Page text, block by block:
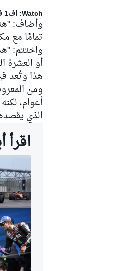
Watch: اف1 في أسبوع | مراجعة سباق النمسا: فيرستابن فارس ريد بُل وفيراري تواجه الواقع
وأضاف:
تمامًا مع
واختتم:
أو العشرة
ومن
أعوام،
الذي
اقرأ